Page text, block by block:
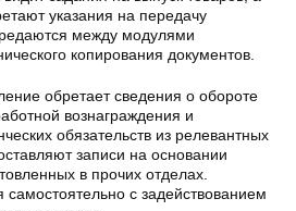
указания на передачу
между модулями
копирования документов.
обретает сведения о обороте
вознаграждения и
обязательств из релевантных
записи на основании
в прочих отделах.
с задействованием